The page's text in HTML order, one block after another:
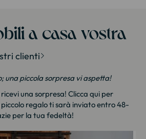
a casa vostra
clienti
una piccola sorpresa vi aspetta!
una sorpresa! Clicca qui per
regalo ti sarà inviato entro 48-
per la tua fedeltà!